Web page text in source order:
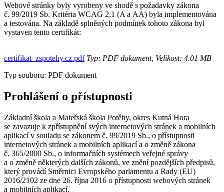
Webové stránky byly vyrobeny ve shodě s požadavky zákona
č. 99/2019 Sb. Kritéria WCAG 2.1 (A a AA) byla implementována
a testována. Na základě splněných podmínek tohoto zákona byl
vystaven tento certifikát:
certifikat_zspotehy.cz.pdfTyp: PDF dokument, Velikost: 4.01 MB
Typ souboru: PDF dokument
Prohlášení o přístupnosti
Základní škola a Mateřská škola Potěhy, okres Kutná Hora
se zavazuje k zpřístupnění svých internetových stránek a mobilních
aplikací v souladu se zákonem č. 99/2019 Sb., o přístupnosti
internetových stránek a mobilních aplikací a o změně zákona
č. 365/2000 Sb., o informačních systémech veřejné správy
a o změně některých dalších zákonů, ve znění pozdějších předpisů,
který provádí Směrnici Evropského parlamentu a Rady (EU)
2016/2102 ze dne 26. října 2016 o přístupnosti webových stránek
a mobilních aplikací.